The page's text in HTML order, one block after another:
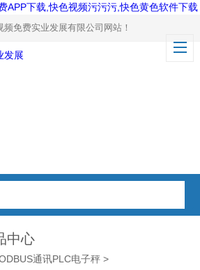
APP下载,快色视频污污污,快色黄色软件下载
免费实业发展有限公司网站！
中心
通讯PLC电子秤 >